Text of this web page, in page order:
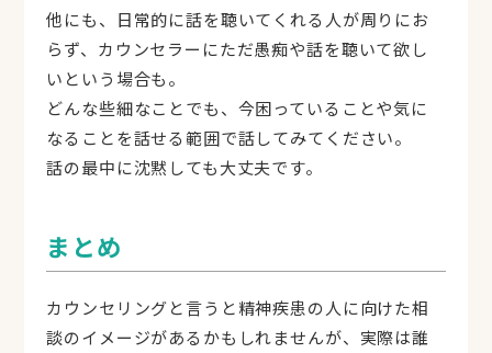
他にも、日常的に話を聴いてくれる人が周りにお
らず、カウンセラーにただ愚痴や話を聴いて欲し
いという場合も。
どんな些細なことでも、今困っていることや気に
なることを話せる範囲で話してみてください。
話の最中に沈黙しても大丈夫です。
まとめ
カウンセリングと言うと精神疾患の人に向けた相
談のイメージがあるかもしれませんが、実際は誰